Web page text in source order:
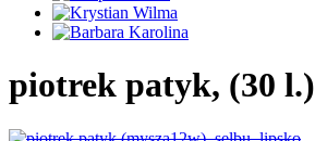
piotrek patyk, (30 l.)